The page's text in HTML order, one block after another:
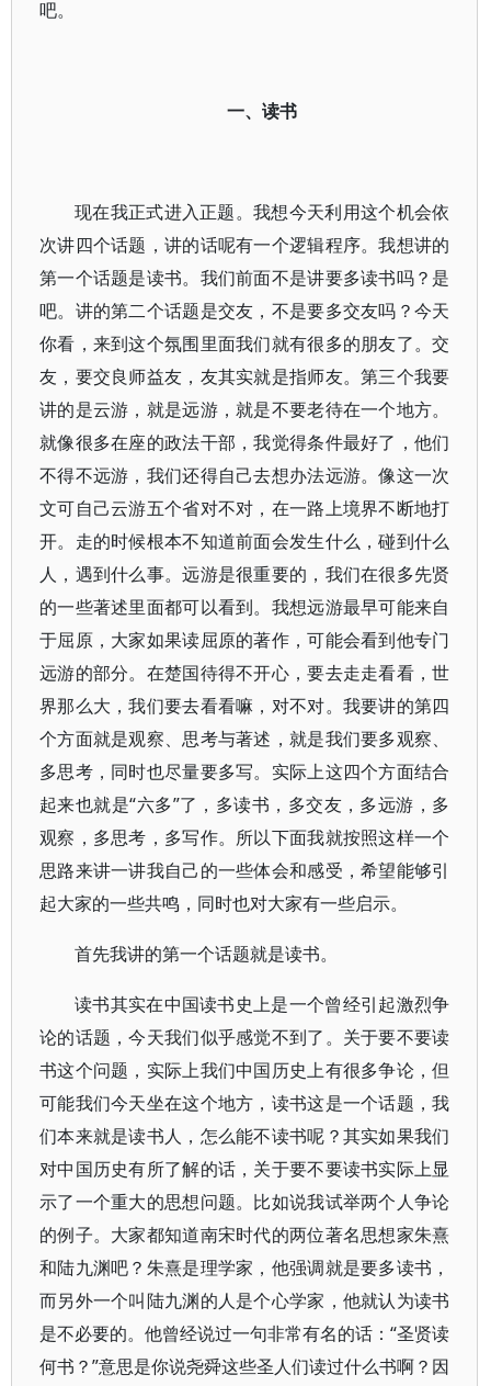
吧。
一、读书
现在我正式进入正题。我想今天利用这个机会依
次讲四个话题，讲的话呢有一个逻辑程序。我想讲的
第一个话题是读书。我们前面不是讲要多读书吗？是
吧。讲的第二个话题是交友，不是要多交友吗？今天
你看，来到这个氛围里面我们就有很多的朋友了。交
友，要交良师益友，友其实就是指师友。第三个我要
讲的是云游，就是远游，就是不要老待在一个地方。
就像很多在座的政法干部，我觉得条件最好了，他们
不得不远游，我们还得自己去想办法远游。像这一次
文可自己云游五个省对不对，在一路上境界不断地打
开。走的时候根本不知道前面会发生什么，碰到什么
人，遇到什么事。远游是很重要的，我们在很多先贤
的一些著述里面都可以看到。我想远游最早可能来自
于屈原，大家如果读屈原的著作，可能会看到他专门
远游的部分。在楚国待得不开心，要去走走看看，世
界那么大，我们要去看看嘛，对不对。我要讲的第四
个方面就是观察、思考与著述，就是我们要多观察、
多思考，同时也尽量要多写。实际上这四个方面结合
起来也就是“六多”了，多读书，多交友，多远游，多
观察，多思考，多写作。所以下面我就按照这样一个
思路来讲一讲我自己的一些体会和感受，希望能够引
起大家的一些共鸣，同时也对大家有一些启示。
首先我讲的第一个话题就是读书。
读书其实在中国读书史上是一个曾经引起激烈争
论的话题，今天我们似乎感觉不到了。关于要不要读
书这个问题，实际上我们中国历史上有很多争论，但
可能我们今天坐在这个地方，读书这是一个话题，我
们本来就是读书人，怎么能不读书呢？其实如果我们
对中国历史有所了解的话，关于要不要读书实际上显
示了一个重大的思想问题。比如说我试举两个人争论
的例子。大家都知道南宋时代的两位著名思想家朱熹
和陆九渊吧？朱熹是理学家，他强调就是要多读书，
而另外一个叫陆九渊的人是个心学家，他就认为读书
是不必要的。他曾经说过一句非常有名的话：“圣贤读
何书？”意思是你说尧舜这些圣人们读过什么书啊？因